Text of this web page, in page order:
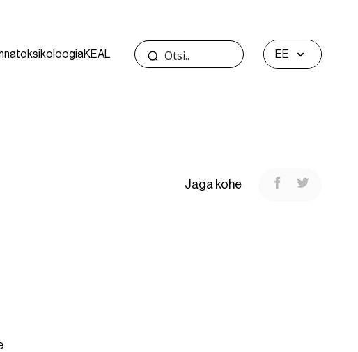
KEAL EE
Jaga kohe